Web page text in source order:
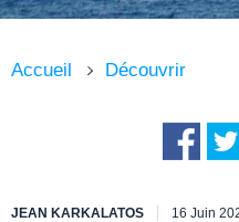
Accueil Découvrir
JEAN KARKALATOS 16 Juin